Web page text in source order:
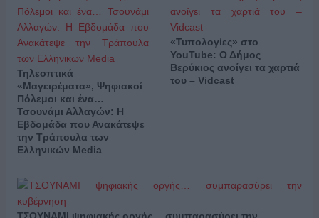
Τηλεοπτικά
«Μαγειρέματα», Ψηφιακοί
Πόλεμοι και ένα…
Τσουνάμι Αλλαγών: Η
Εβδομάδα που Ανακάτεψε
την Τράπουλα των
Ελληνικών Media
«Τυπολογίες» στο
YouTube: Ο Δήμος
Βερύκιος ανοίγει τα χαρτιά
του – Vidcast